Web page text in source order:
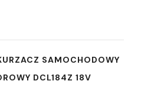
SAMOCHODOWY
DCL184Z 18V